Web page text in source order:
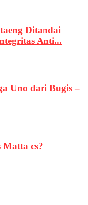
Ditandai
Anti...
Uno dari Bugis –
cs?